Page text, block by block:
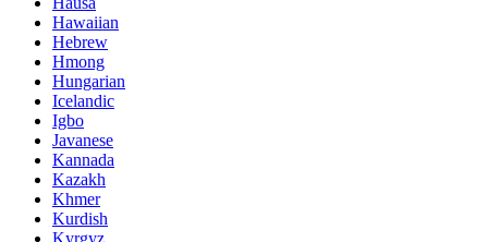
Hawaiian
Hebrew
Hmong
Hungarian
Icelandic
Igbo
Javanese
Kannada
Kazakh
Khmer
Kurdish
Kyrgyz